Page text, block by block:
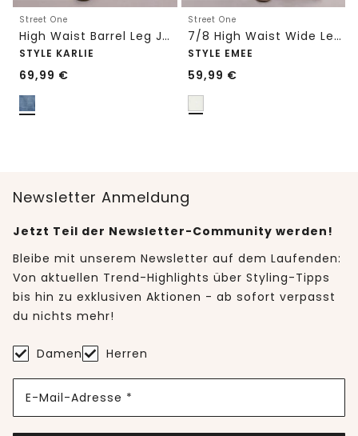
Street One
High Waist Barrel Leg Jeans im Loose Fit
STYLE KARLIE
69,99 €
Street One
7/8 High Waist Wide Leg Jeans im Loose Fit
STYLE EMEE
59,99 €
Newsletter Anmeldung
Jetzt Teil der Newsletter-Community werden!
Bleibe mit unserem Newsletter auf dem Laufenden:
Von aktuellen Trend-Highlights über Styling-Tipps
bis hin zu exklusiven Aktionen - ab sofort verpasst
du nichts mehr!
Damen Herren
E-Mail-Adresse *